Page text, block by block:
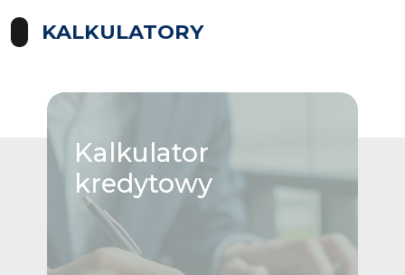
KALKULATORY
Kalkulator
kredytowy